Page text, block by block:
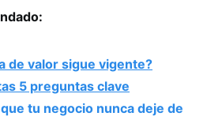
de valor sigue vigente?
5 preguntas clave
tu negocio nunca deje de